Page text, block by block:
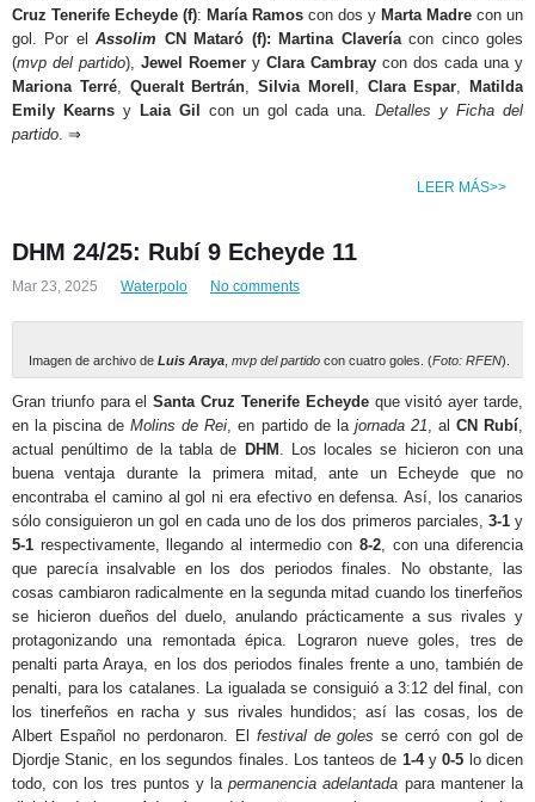
Cruz Tenerife Echeyde (f): María Ramos con dos y Marta Madre con un
gol. Por elAssolim CN Mataró (f): Martina Claveríacon cinco goles
(mvp del partido), Jewel Roemer y Clara Cambray con dos cada una y
Mariona Terré, Queralt Bertrán, Silvia Morell , Clara Espar,
Matilda
Emily Kearns y Laia Gil con un gol cada una.Detalles y Ficha del
partido. ⇒
LEER MÁS>>
DHM 24/25: Rubí 9 Echeyde 11
Mar 23, 2025 Waterpolo No comments
Imagen de archivo de Luis Araya, mvp del partidocon cuatro goles. (Foto: RFEN).
Gran triunfo para elSanta Cruz Tenerife Echeydeque visitó ayer tarde,
en la piscina deMolins de Rei, en partido de la jornada 21, al CN Rubí,
actual penúltimo de la tabla de DHM . Los locales se hicieron con una
buena ventaja durante la primera mitad, ante un Echeyde que no
encontraba el camino al gol ni era efectivo en defensa. Así, los canarios
sólo consiguieron un gol en cada uno de los dos primeros parciales, 3-1y
5-1 respectivamente, llegando al intermedio con 8-2, con una diferencia
que parecía insalvable en los dos periodos finales. No obstante, las
cosas cambiaron radicalmente en la segunda mitad cuando los tinerfeños
se hicieron dueños del duelo, anulando prácticamente a sus rivales y
protagonizando una remontada épica. Lograron nueve goles, tres de
penalti parta Araya, en los dos periodos finales frente a uno, también de
penalti, para los catalanes. La igualada se consiguió a 3:12 del final, con
los tinerfeños en racha y sus rivales hundidos; así las cosas, los de
Albert Español no perdonaron. El festival de goles se cerró con gol de
Djordje Stanic, en los segundos finales. Los tanteos de 1-4y0-5 lo dicen
todo, con los tres puntos y lapermanencia adelantada para mantener la